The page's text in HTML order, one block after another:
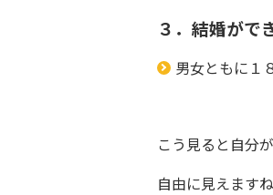
３．結婚がで
男女ともに１
こう見ると自分
自由に見えますね